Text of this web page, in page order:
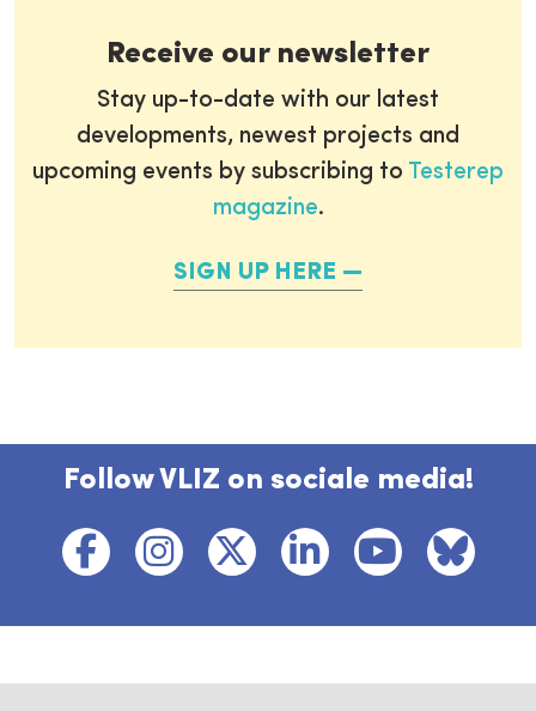
Receive our newsletter
Stay up-to-date with our latest
developments, newest projects and
upcoming events by subscribing to Testerep
magazine.
SIGN UP HERE
Follow VLIZ on sociale media!